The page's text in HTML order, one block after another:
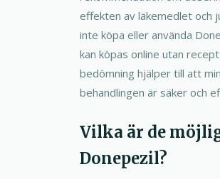
effekten av läkemedlet och
inte köpa eller använda
kan köpas online utan
bedömning hjälper till att
behandlingen är säker och
Vilka är de
Donepezil?